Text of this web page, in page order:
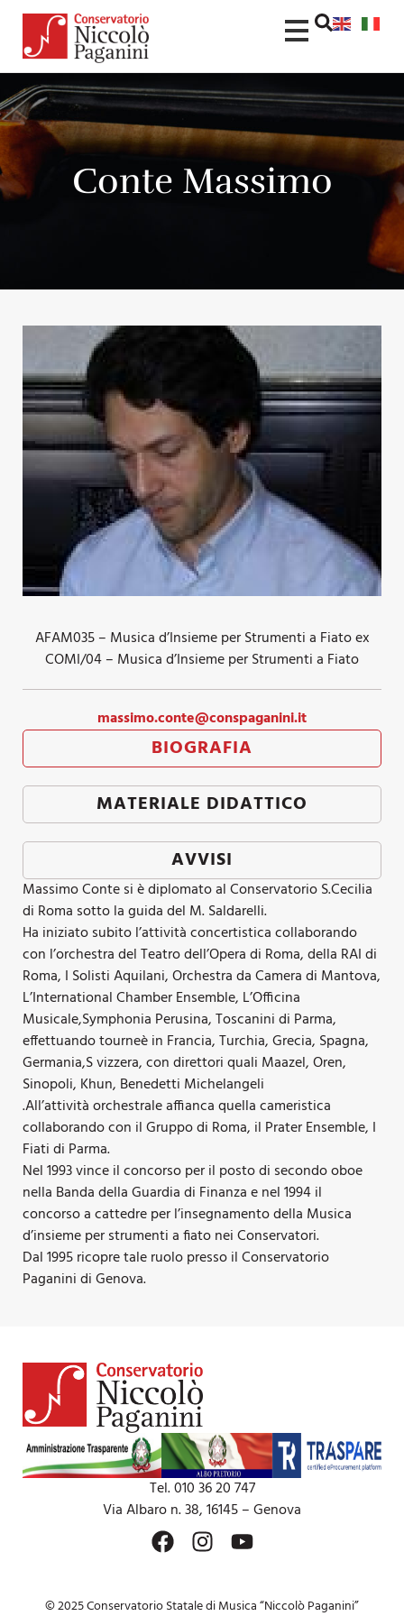
Conte Massimo
AFAM035 – Musica d’Insieme per Strumenti a Fiato ex
COMI/04 – Musica d’Insieme per Strumenti a Fiato
massimo.conte@conspaganini.it
BIOGRAFIA
MATERIALE DIDATTICO
AVVISI
Massimo Conte si è diplomato al Conservatorio S.Cecilia
di Roma sotto la guida del M. Saldarelli.
Ha iniziato subito l’attività concertistica collaborando
con l’orchestra del Teatro dell’Opera di Roma, della RAI di
Roma, I Solisti Aquilani, Orchestra da Camera di Mantova,
L’International Chamber Ensemble, L’Officina
Musicale,Symphonia Perusina, Toscanini di Parma,
effettuando tourneè in Francia, Turchia, Grecia, Spagna,
Germania,S vizzera, con direttori quali Maazel, Oren,
Sinopoli, Khun, Benedetti Michelangeli
.All’attività orchestrale affianca quella cameristica
collaborando con il Gruppo di Roma, il Prater Ensemble, I
Fiati di Parma.
Nel 1993 vince il concorso per il posto di secondo oboe
nella Banda della Guardia di Finanza e nel 1994 il
concorso a cattedre per l’insegnamento della Musica
d’insieme per strumenti a fiato nei Conservatori.
Dal 1995 ricopre tale ruolo presso il Conservatorio
Paganini di Genova.
Tel. 010 36 20 747
Via Albaro n. 38, 16145 – Genova
© 2025 Conservatorio Statale di Musica “Niccolò Paganini”